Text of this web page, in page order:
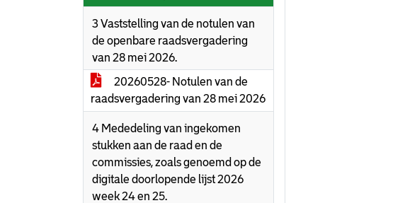
3 Vaststelling van de notulen van
de openbare raadsvergadering
van 28 mei 2026.
20260528- Notulen van de
raadsvergadering van 28 mei 2026
4 Mededeling van ingekomen
stukken aan de raad en de
commissies, zoals genoemd op de
digitale doorlopende lijst 2026
week 24 en 25.